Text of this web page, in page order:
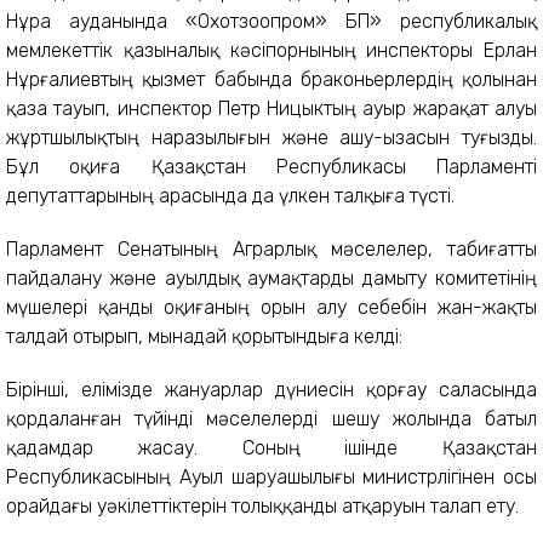
Нұра ауданында «Охотзоопром» БП» республикалық
мемлекеттік қазыналық кәсіпорнының инспекторы Ерлан
Нұрғалиевтың қызмет бабында браконьерлердің қолынан
қаза тауып, инспектор Петр Ницыктың ауыр жарақат алуы
жұртшылықтың наразылығын және ашу-ызасын туғызды.
Бұл оқиға Қазақстан Республикасы Парламенті
депутаттарының арасында да үлкен талқыға түсті.
Парламент Сенатының Аграрлық мәселелер, табиғатты
пайдалану және ауылдық аумақтарды дамыту комитетінің
мүшелері қанды оқиғаның орын алу себебін жан-жақты
талдай отырып, мынадай қорытындыға келді:
Бірінші, елімізде жануарлар дүниесін қорғау саласында
қордаланған түйінді мәселелерді шешу жолында батыл
қадамдар жасау. Соның ішінде Қазақстан
Республикасының Ауыл шаруашылығы министрлігінен осы
орайдағы уәкілеттіктерін толыққанды атқаруын талап ету.